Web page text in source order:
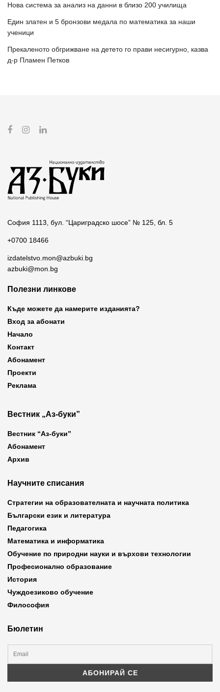
Нова система за анализ на данни в близо 200 училища
Един златен и 5 бронзови медала по математика за наши
ученици
Прекаленото обгрижване на детето го прави несигурно, казва
д-р Пламен Петков
София 1113, бул. “Цариградско шосе” № 125, бл. 5
+0700 18466
izdatelstvo.mon@azbuki.bg
azbuki@mon.bg
Полезни линкове
Къде можете да намерите изданията?
Вход за абонати
Начало
Контакт
Абонамент
Проекти
Реклама
Вестник „Аз-буки”
Вестник “Аз-буки”
Абонамент
Архив
Научните списания
Стратегии на образователната и научната политика
Български език и литература
Педагогика
Математика и информатика
Обучение по природни науки и върхови технологии
Професионално образование
История
Чуждоезиково обучение
Философия
Бюлетин